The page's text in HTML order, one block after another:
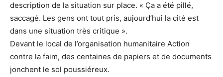
description de la situation sur place. « Ça a été pillé,
saccagé. Les gens ont tout pris, aujourd’hui la cité est
dans une situation très critique ».
Devant le local de l’organisation humanitaire Action
contre la faim, des centaines de papiers et de documents
jonchent le sol poussiéreux.